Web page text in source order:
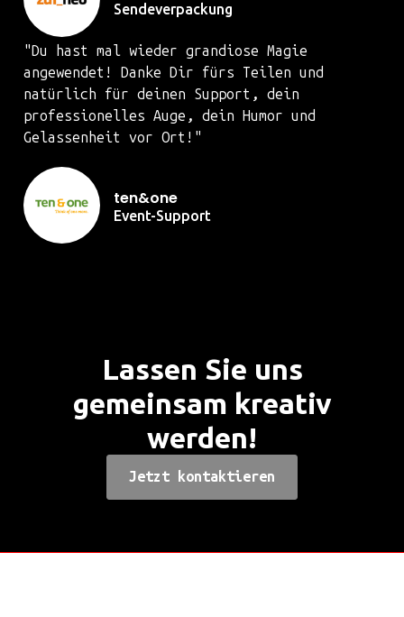
Sendeverpackung
"Du hast mal wieder grandiose Magie
angewendet! Danke Dir fürs Teilen und
natürlich für deinen Support, dein
professionelles Auge, dein Humor und
Gelassenheit vor Ort!"
ten&one
Event-Support
Lassen Sie uns
gemeinsam kreativ
werden!
Jetzt kontaktieren